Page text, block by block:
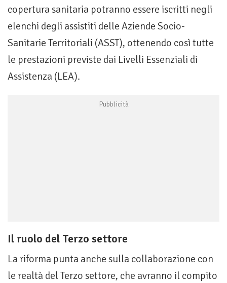
copertura sanitaria potranno essere iscritti negli
elenchi degli assistiti delle Aziende Socio-
Sanitarie Territoriali (ASST), ottenendo così tutte
le prestazioni previste dai Livelli Essenziali di
Assistenza (LEA).
Il ruolo del Terzo settore
La riforma punta anche sulla collaborazione con
le realtà del Terzo settore, che avranno il compito